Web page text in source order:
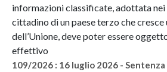
informazioni classificate, adottata
cittadino di un paese terzo che
dell’Unione, deve poter essere
effettivo
109/2026 : 16 luglio 2026 -